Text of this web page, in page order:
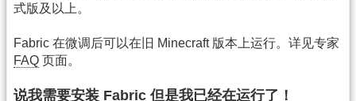
式版及以上。
Fabric 在微调后可以在旧 Minecraft 版本上运行。详见专家
FAQ 页面。
说我需要安装 Fabric 但是我已经在运行了！